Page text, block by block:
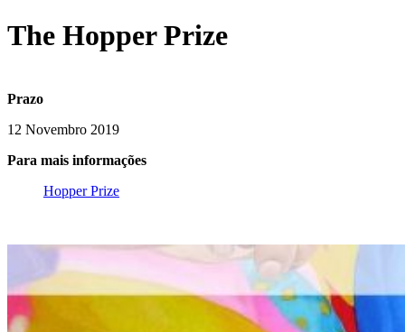
The Hopper Prize
Prazo
12 Novembro 2019
Para mais informações
Hopper Prize